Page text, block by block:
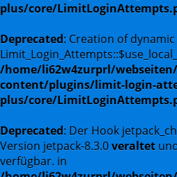
plus/core/
Deprecated: Creation of
/home/li62w4zurprl/
content/plugins/limit-login-
plus/core/
Deprecated: Der Hook
Version jetpack-8.3.0veraltet
verfügbar. in